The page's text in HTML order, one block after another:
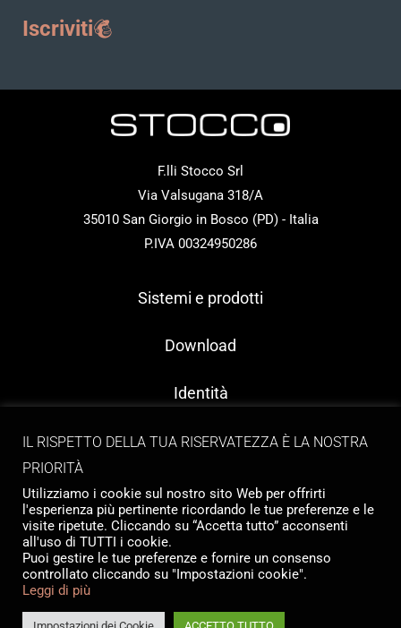
Iscriviti
F.lli Stocco Srl
Via Valsugana 318/A
35010 San Giorgio in Bosco (PD) - Italia
P.IVA 00324950286
Sistemi e prodotti
Download
Identità
Contatti
Copyright © 2026 Tailormade Stocco
Website byBabel Studio
IL RISPETTO DELLA TUA RISERVATEZZA È LA NOSTRA
PRIORITÀ
Utilizziamo i cookie sul nostro sito Web per offrirti
l'esperienza più pertinente ricordando le tue preferenze e le
visite ripetute. Cliccando su “Accetta tutto” acconsenti
all'uso di TUTTI i cookie.
Puoi gestire le tue preferenze e fornire un consenso
controllato cliccando su "Impostazioni cookie".
Leggi di più